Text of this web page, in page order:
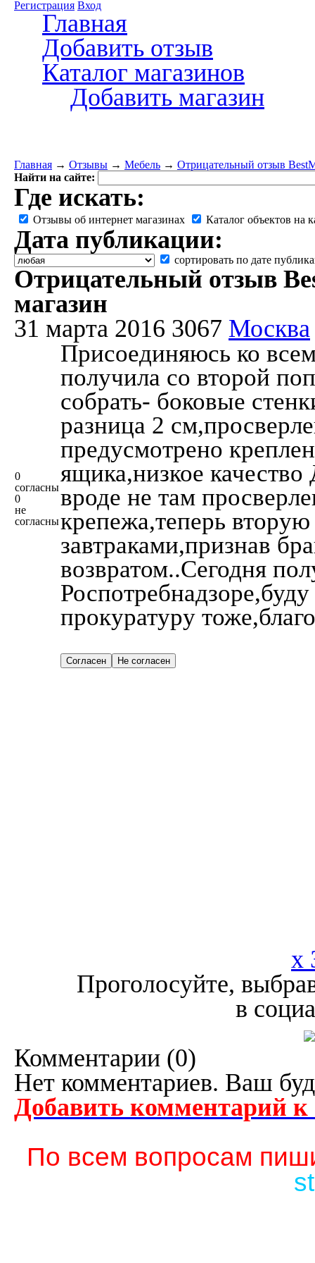
Регистрация Вход
Главная
Добавить отзыв
Каталог магазинов
Добавить магазин
Главная → Отзывы → Мебель → Отрицательный отзыв
Найти на сайте:
Где искать:
Отзывы об интернет магазинах Каталог объектов на
Дата публикации:
сортировать по дате
Отрицательный отзыв
магазин
31 марта 2016 3067 Москва
0
согласны
0
не
согласны
Присоединяюсь ко
получила со второй
собрать- боковые
разница 2
предусмотрено
ящика,низкое
вроде не там
крепежа,теперь
завтраками,признав
возвратом..Сегодня
прокуратуру
x
Проголосуйте,
в
Комментарии (0)
Нет комментариев. Ваш
Добавить комментарий к
По всем вопросам